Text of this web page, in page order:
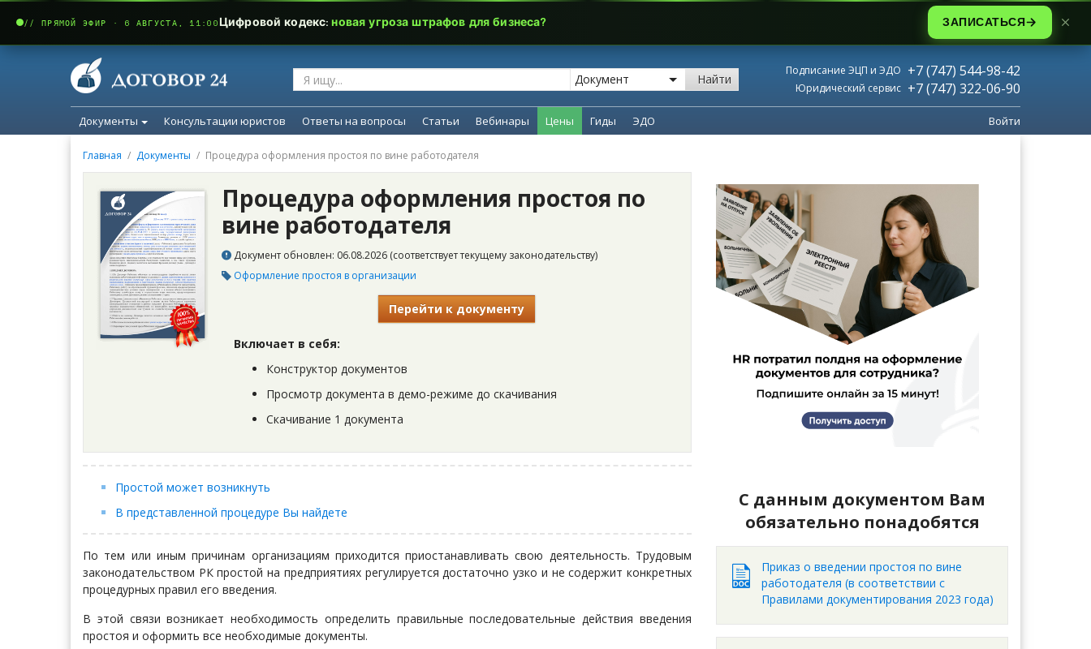
Найти
Подписание ЭЦП и ЭДО +7 (747) 544-98-42
Юридический сервис +7 (747) 322-06-90
Документы Консультации юристов Ответы на вопросы Статьи Вебинары Цены Гиды ЭДО Войти
Главная Документы Процедура оформления простоя по вине работодателя
Процедура оформления простоя по
вине работодателя
Документ обновлен: 06.08.2026 (соответствует текущему законодательству)
Оформление простоя в организации
Перейти к документу
Включает в себя:
Конструктор документов
Просмотр документа в демо-режиме до скачивания
Скачивание 1 документа
Простой может возникнуть
В представленной процедуре Вы найдете
По тем или иным причинам организациям приходится приостанавливать свою деятельность. Трудовым
законодательством РК простой на предприятиях регулируется достаточно узко и не содержит конкретных
процедурных правил его введения.
В этой связи возникает необходимость определить правильные последовательные действия введения
простоя и оформить все необходимые документы.
С данным документом Вам
обязательно понадобятся
Приказ о введении простоя по вине
работодателя (в соответствии с
Правилами документирования 2023 года)
// ПРЯМОЙ ЭФИР · 6 АВГУСТА, 11:00Цифровой кодекс:новая угроза штрафов для бизнеса? ЗАПИСАТЬСЯ